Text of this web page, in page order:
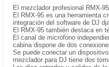
El mezclador profesional RMX-
El RMX-95 es una herramienta
integración del software de DJ
El RMX-95 también destaca en
El canal de micrófono
cabina dispone de dos
Se puede conectar un
mezclador para DJ tiene dos